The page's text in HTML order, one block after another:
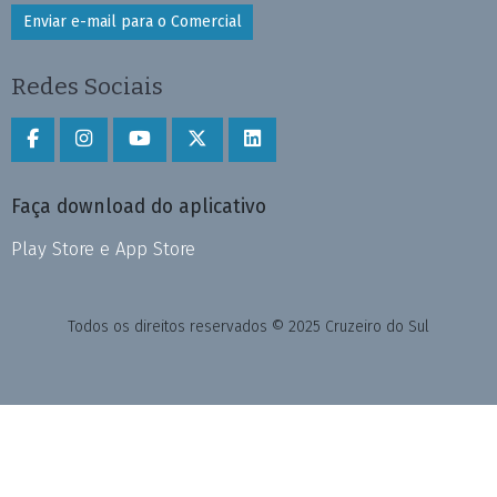
Enviar e-mail para o Comercial
Redes Sociais
Faça download do aplicativo
Play Store e App Store
Todos os direitos reservados © 2025 Cruzeiro do Sul